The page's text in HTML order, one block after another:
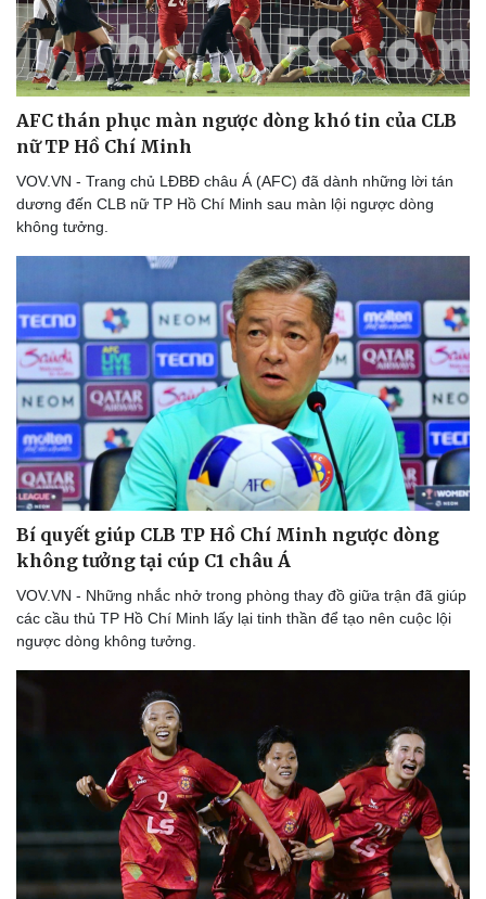
Lịch thi đấu bóng đá
Hậu trường
Tư vấn
AFC thán phục màn ngược dòng khó tin của CLB
nữ TP Hồ Chí Minh
VOV.VN - Trang chủ LĐBĐ châu Á (AFC) đã dành những lời tán
dương đến CLB nữ TP Hồ Chí Minh sau màn lội ngược dòng
không tưởng.
Bí quyết giúp CLB TP Hồ Chí Minh ngược dòng
không tưởng tại cúp C1 châu Á
VOV.VN - Những nhắc nhở trong phòng thay đồ giữa trận đã giúp
các cầu thủ TP Hồ Chí Minh lấy lại tinh thần để tạo nên cuộc lội
ngược dòng không tưởng.